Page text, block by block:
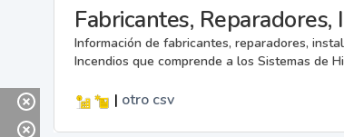
Información de fabricantes, reparadores,
Incendios que comprende a los Sistemas de
| otro csv